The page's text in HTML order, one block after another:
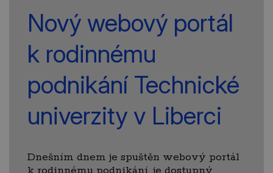
Nový webový portál
k rodinnému
podnikání Technické
univerzity v Liberci
Dnešním dnem je spuštěn webový portál
k rodinnému podnikání, je dostupný